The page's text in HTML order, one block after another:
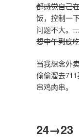
都感觉自己
饭，控制一
问题不大。
想中午到底
当我想念外
偷偷溜去
串鸡肉串。
24→23